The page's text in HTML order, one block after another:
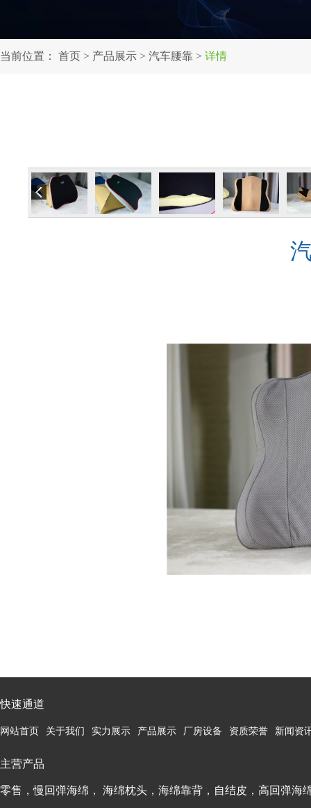
当前位置： 首页 > 产品展示 > 汽车腰靠 > 详情
快速通道
网站首页 关于我们 实力展示 产品展示 厂房设备 资质荣誉 新闻资
主营产品
零售，慢回弹海绵， 海绵枕头，海绵靠背，自结皮，高回弹海